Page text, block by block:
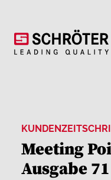
Meeting
Ausgabe